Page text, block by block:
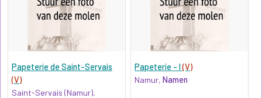
Papeterie de Saint-Servais
(V)
Saint-Servais (Namur),
Papeterie - I(V)
Namur,Namen